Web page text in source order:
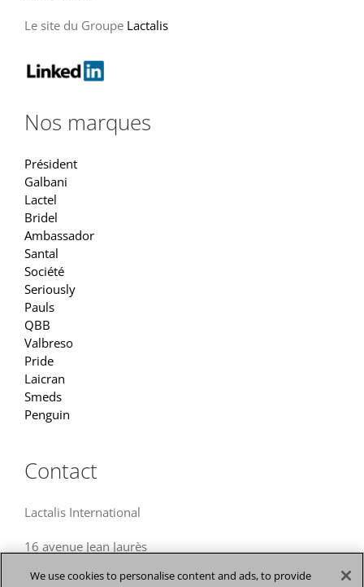
Le site du Groupe Lactalis
Nos marques
Président
Galbani
Lactel
Bridel
Ambassador
Santal
Société
Seriously
Pauls
QBB
Valbreso
Pride
Laicran
Smeds
Penguin
Contact
Lactalis International
16 avenue Jean Jaurès
France
We use cookies to personalise content and ads, to provide